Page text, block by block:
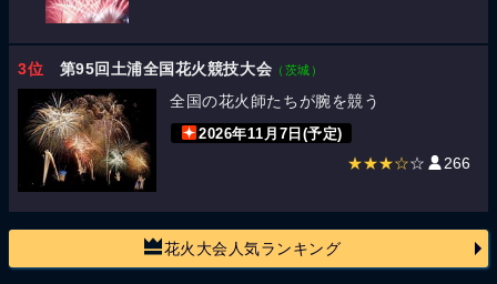
3位 第95回土浦全国花火競技大会 （茨城）
全国の花火師たちが腕を競う
2026年11月7日(予定)
★★★☆☆ 266
花火大会人気ランキング